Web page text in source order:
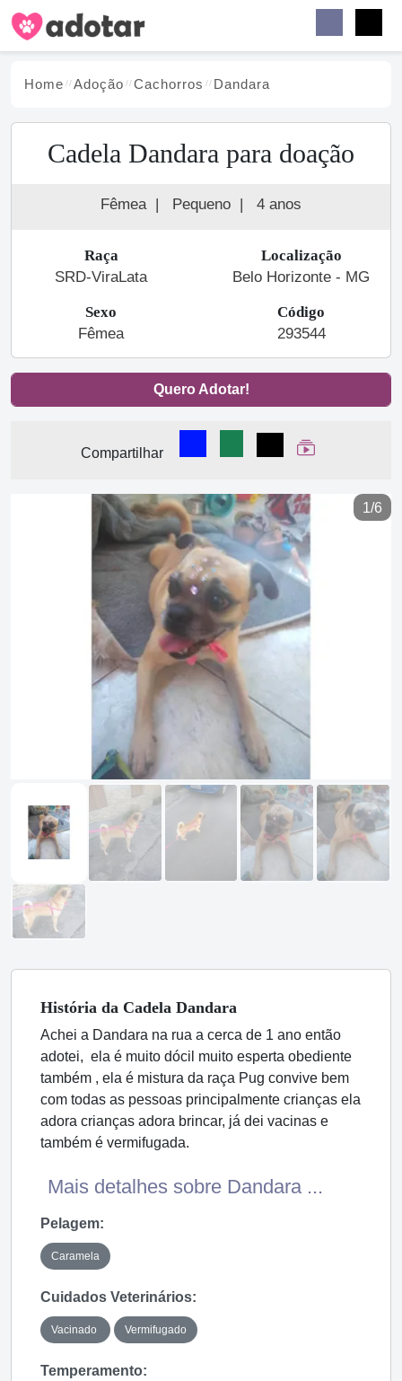
Home Adoção Cachorros Dandara
Cadela Dandara para doação
Fêmea | Pequeno | 4 anos
Raça
SRD-ViraLata
Localização
Belo Horizonte - MG
Sexo
Fêmea
Código
293544
Quero Adotar!
Compartilhar
Compartilhar no Facebook
Compartilhar no
Compartilhar
Ver Web Story
1/6
Previous
História da Cadela Dandara
Achei a Dandara na rua a cerca de 1 ano então
adotei, ela é muito dócil muito esperta obediente
também , ela é mistura da raça Pug convive bem
com todas as pessoas principalmente crianças ela
adora crianças adora brincar, já dei vacinas e
também é vermifugada.
Mais detalhes sobre Dandara ...
Pelagem:
Caramela
Cuidados Veterinários:
Vacinado Vermifugado
Temperamento: